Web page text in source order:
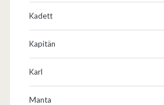
Kadett
Kapitän
Karl
Manta